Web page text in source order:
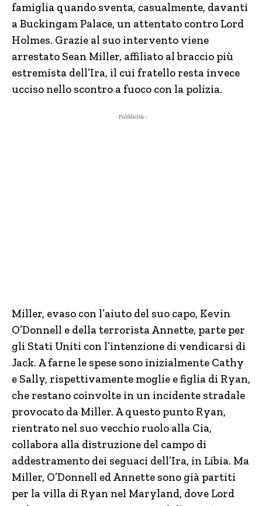
famiglia quando sventa, casualmente, davanti
a Buckingam Palace, un attentato contro Lord
Holmes. Grazie al suo intervento viene
arrestato Sean Miller, affiliato al braccio più
estremista dell’Ira, il cui fratello resta invece
ucciso nello scontro a fuoco con la polizia.
- Pubblicità -
Miller, evaso con l’aiuto del suo capo, Kevin
O’Donnell e della terrorista Annette, parte per
gli Stati Uniti con l’intenzione di vendicarsi di
Jack. A farne le spese sono inizialmente Cathy
e Sally, rispettivamente moglie e figlia di Ryan,
che restano coinvolte in un incidente stradale
provocato da Miller. A questo punto Ryan,
rientrato nel suo vecchio ruolo alla Cia,
collabora alla distruzione del campo di
addestramento dei seguaci dell’Ira, in Libia. Ma
Miller, O’Donnell ed Annette sono già partiti
per la villa di Ryan nel Maryland, dove Lord